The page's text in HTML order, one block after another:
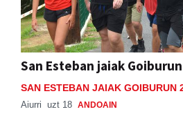
San Esteban jaiak Goiburun
ANDOAIN